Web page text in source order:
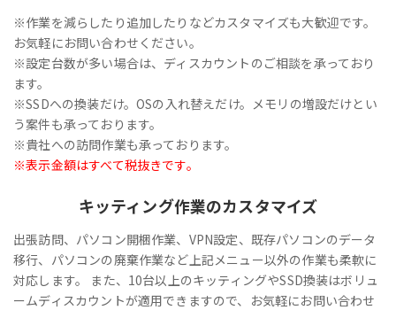
※作業を減らしたり追加したりなどカスタマイズも大歓迎です。
お気軽にお問い合わせください。
※設定台数が多い場合は、ディスカウントのご相談を承っており
ます。
※SSDへの換装だけ。OSの入れ替えだけ。メモリの増設だけとい
う案件も承っております。
※貴社への訪問作業も承っております。
※表示金額はすべて税抜きです。
キッティング作業のカスタマイズ
出張訪問、パソコン開梱作業、VPN設定、既存パソコンのデータ
移行、パソコンの廃棄作業など上記メニュー以外の作業も柔軟に
対応します。 また、10台以上のキッティングやSSD換装はボリュ
ームディスカウントが適用できますので、お気軽にお問い合わせ